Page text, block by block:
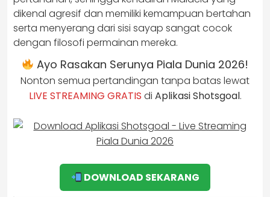
dikenal agresif dan memiliki kemampuan bertahan
serta menyerang dari sisi sayap sangat cocok
dengan filosofi permainan mereka.
Ayo Rasakan Serunya Piala Dunia 2026!
Nonton semua pertandingan tanpa batas lewat
LIVE STREAMING GRATIS di Aplikasi Shotsgoal.
DOWNLOAD SEKARANG